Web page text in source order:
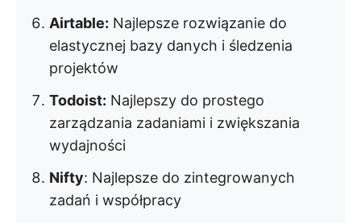
Airtable: Najlepsze rozwiązanie do
elastycznej bazy danych i śledzenia
projektów
Todoist: Najlepszy do prostego
zarządzania zadaniami i zwiększania
wydajności
Nifty: Najlepsze do zintegrowanych
zadań i współpracy